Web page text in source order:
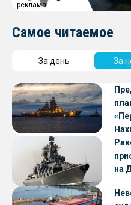
реклама
Самое читаемое
За день За
на